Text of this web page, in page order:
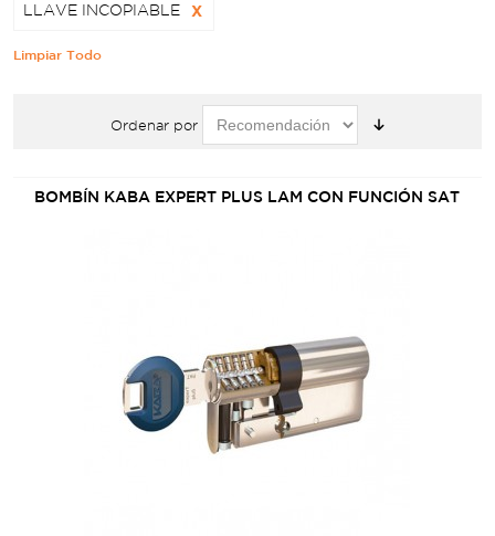
LLAVE INCOPIABLE X
Limpiar Todo
Ordenar por
BOMBÍN KABA EXPERT PLUS LAM CON FUNCIÓN SAT